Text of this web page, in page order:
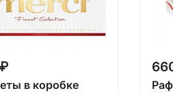
в коробке